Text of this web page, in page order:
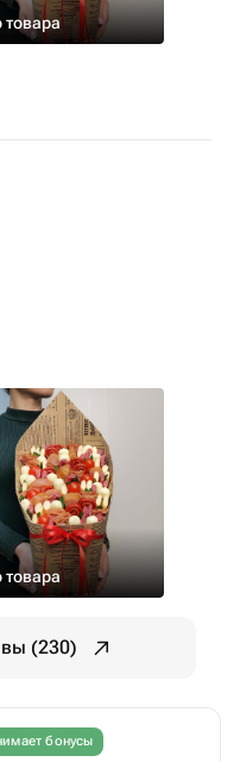
товара
товара
(230)
бонусы